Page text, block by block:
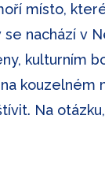
místo,
nachází v
kulturním
kouzelném
Na